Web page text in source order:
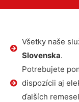
Všetky naše
Slovenska.
Potrebujete
dispozícii aj
ďalších